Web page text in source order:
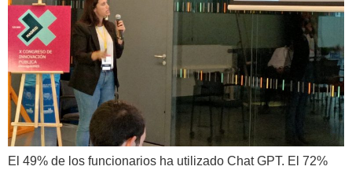
El 49% de los funcionarios ha utilizado Chat GPT. El 72%